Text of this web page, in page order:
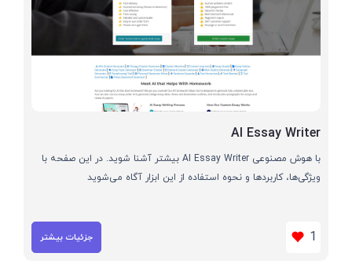
AI Essay Writer
با هوش مصنوعی AI Essay Writer بیشتر آشنا شوید. در این صفحه با
ویژگی‌ها، کاربردها و نحوه استفاده از این ابزار آگاه می‌شوید
1 جزئیات بیشتر